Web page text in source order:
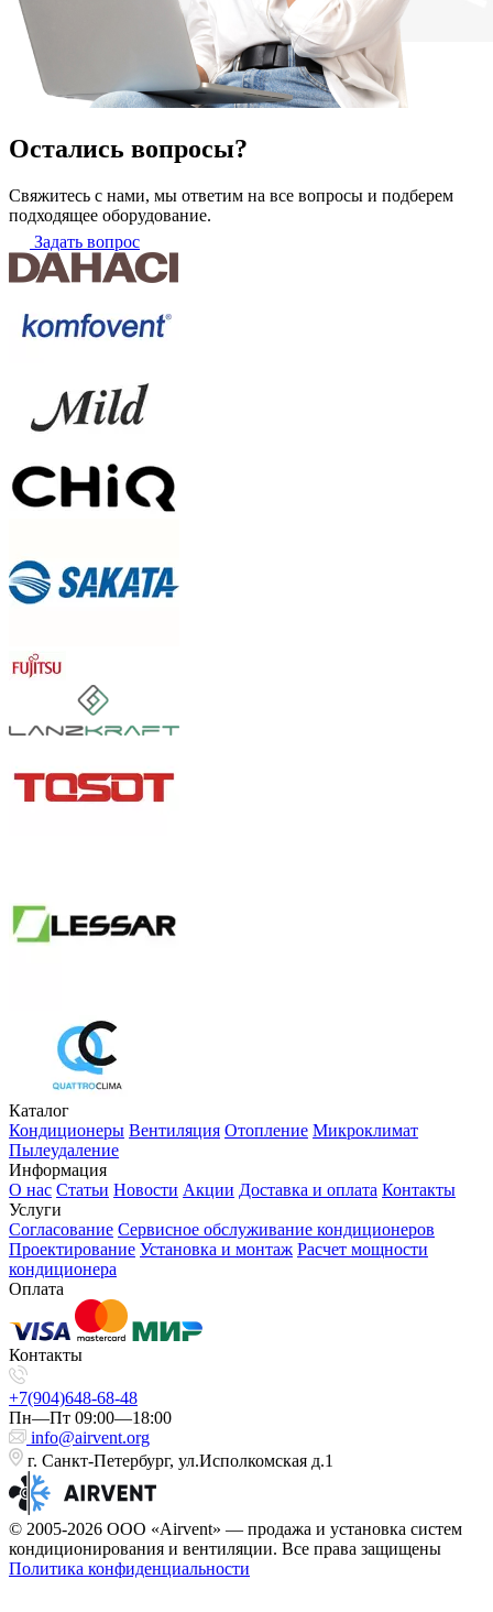
Остались вопросы?
Свяжитесь с нами, мы ответим на все вопросы и подберем
подходящее оборудование.
Задать вопрос
Каталог
Кондиционеры Вентиляция Отопление Микроклимат
Пылеудаление
Информация
О нас Статьи Новости Акции Доставка и оплата Контакты
Услуги
Согласование Сервисное обслуживание кондиционеров
Проектирование Установка и монтаж Расчет мощности
кондиционера
Оплата
Контакты
+7(904)648-68-48
Пн—Пт 09:00—18:00
info@airvent.org
г. Санкт-Петербург, ул.Исполкомская д.1
© 2005-2026 ООО «Airvent» — продажа и установка систем
кондиционирования и вентиляции. Все права защищены
Политика конфиденциальности